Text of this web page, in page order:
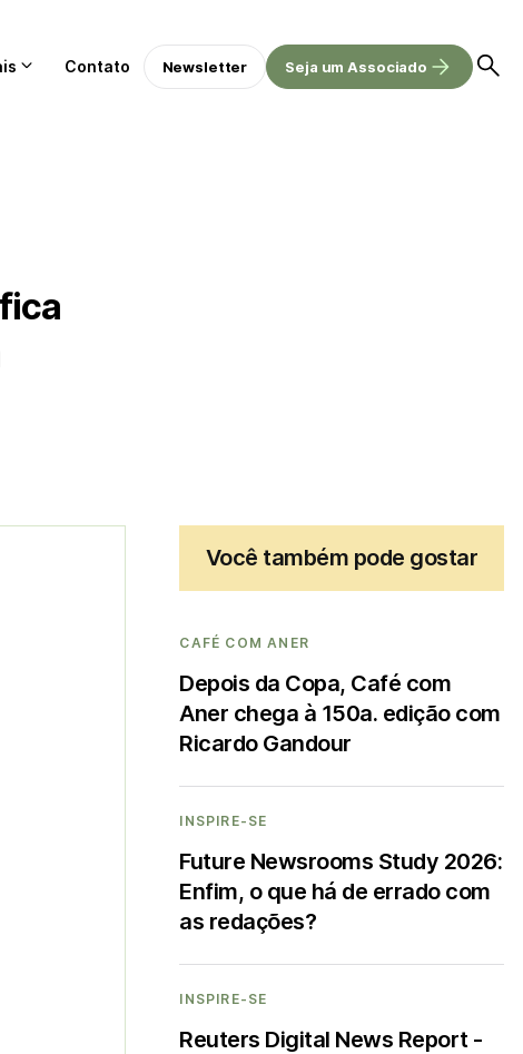
Contato Newsletter Seja um Associado
Você também pode gostar
CAFÉ COM ANER
Depois da Copa, Café com
Aner chega à 150a. edição com
Ricardo Gandour
INSPIRE-SE
Future Newsrooms Study 2026:
Enfim, o que há de errado com
as redações?
INSPIRE-SE
Reuters Digital News Report -